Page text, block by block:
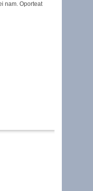
nam. Oporteat